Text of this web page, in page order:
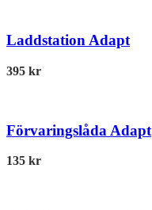
Laddstation Adapt
395 kr
Förvaringslåda Adapt
135 kr